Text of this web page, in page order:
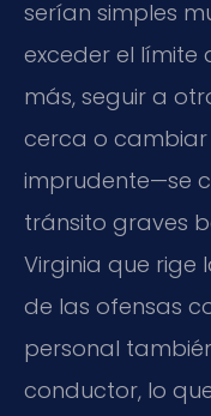
serían simples
exceder el límite
más, seguir a
cerca o
imprudente—se
tránsito graves
Virginia que rige
de las ofensas
personal
conductor, lo